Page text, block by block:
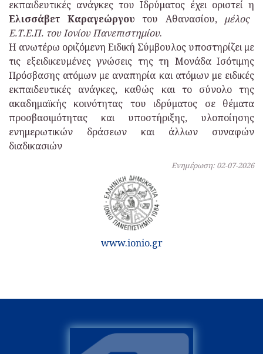
εκπαιδευτικές ανάγκες του Ιδρύματος έχει οριστεί η
Ελισσάβετ Καραγεώργουτου Αθανασίου, μέλος
Ε.Τ.Ε.Π. του Ιονίου Πανεπιστημίου.
Η ανωτέρω οριζόμενη Ειδική Σύμβουλος υποστηρίζει με
τις εξειδικευμένες γνώσεις της τη Μονάδα Ισότιμης
Πρόσβασης ατόμων με αναπηρία και ατόμων με ειδικές
εκπαιδευτικές ανάγκες, καθώς και το σύνολο της
ακαδημαϊκής κοινότητας του ιδρύματος σε θέματα
προσβασιμότητας και υποστήριξης, υλοποίησης
ενημερωτικών δράσεων και άλλων συναφών
διαδικασιών
Ενημέρωση: 02-07-2026
www.ionio.gr